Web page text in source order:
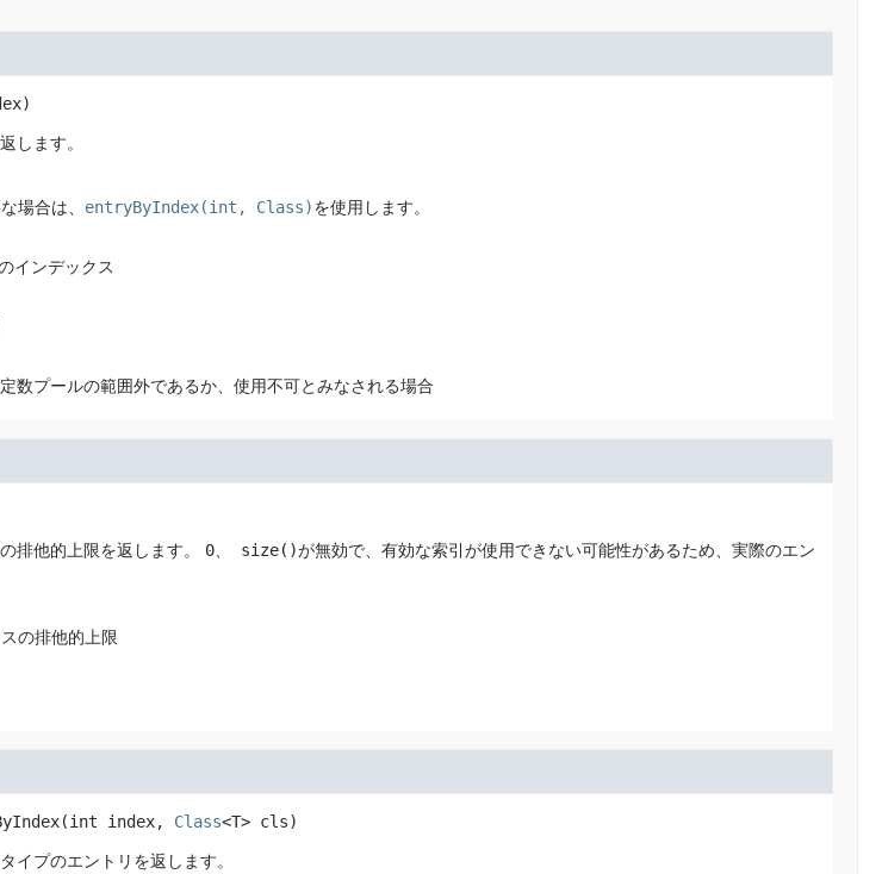
します。
場合は、 entryByIndex(int, Class)を使用します。
インデックス
数プールの範囲外であるか、使用不可とみなされる場合
排他的上限を返します。 0、 size()が無効で、有効な索引が使用できない可能性があるため、実際のエン
の排他的上限
(int index, Class<T> cls)
イプのエントリを返します。